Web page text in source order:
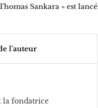
Sankara » est lancé
l'auteur
la fondatrice